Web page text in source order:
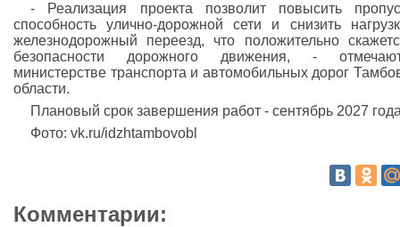
- Реализация проекта позволит повысить
способность улично-дорожной сети и снизить
железнодорожный переезд, что положительно
безопасности дорожного движения, -
министерстве транспорта и автомобильных дорог
области.
Плановый срок завершения работ - сентябрь 2027
Фото: vk.ru/idzhtambovobl
Комментарии: